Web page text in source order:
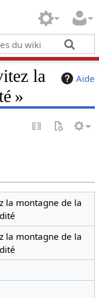
Aide
la
»
la montagne de la
la montagne de la